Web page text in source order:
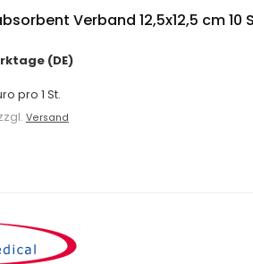
Verband 12,5x12,5 cm 10
(DE)
pro 1 St.
Versand